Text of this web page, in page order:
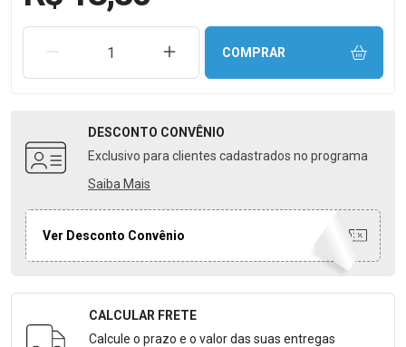
REMOVER UMA UNIDADEAUMENTAR UMA UNIDADE
COMPRAR
DESCONTO CONVÊNIO
Exclusivo para clientes cadastrados no programa
Saiba Mais
Ver Desconto Convênio
Formulário para Calcular o Frete
CALCULAR FRETE
Calcule o prazo e o valor das suas entregas